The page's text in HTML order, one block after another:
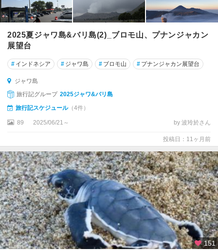
2025夏ジャワ島&バリ島(2)_ブロモ山、プナンジャカン
展望台
# インドネシア # ジャワ島 # ブロモ山 # プナンジャカン展望台
ジャワ島
旅行記グループ 2025ジャワ&バリ島
旅行記スケジュール（4件）
89 2025/06/21～ by 波玲於さん
投稿日：11ヶ月前
151